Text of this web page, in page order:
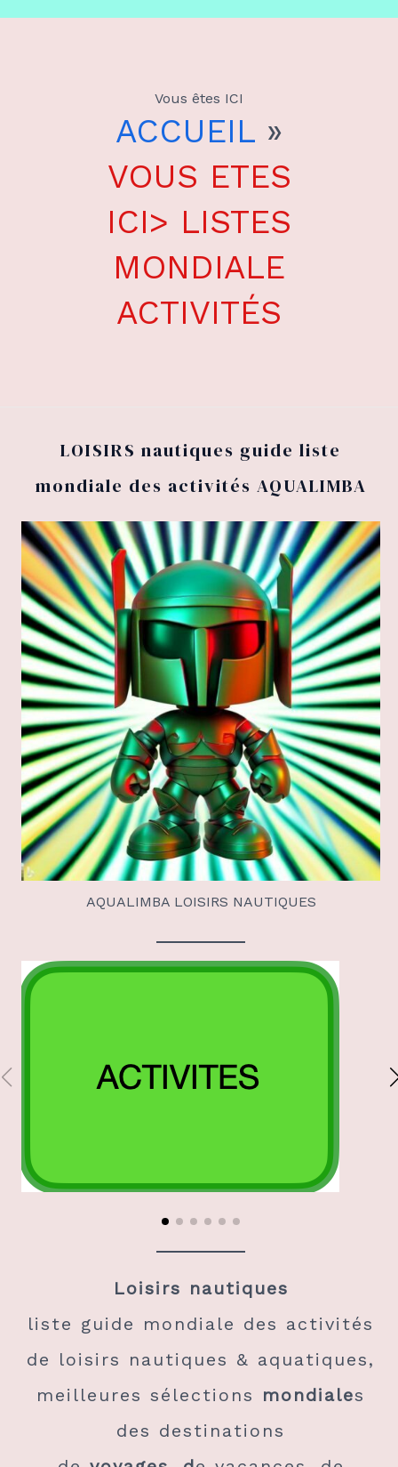
Aller
Vous êtes ICI
ACCUEIL »
VOUS ETES
ICI> LISTES
MONDIALE
ACTIVITÉS
LOISIRS nautiques guide liste
mondiale des activités AQUALIMBA
AQUALIMBA LOISIRS NAUTIQUES
Loisirs nautiques
liste guide mondiale des activités
de loisirs nautiques & aquatiques,
meilleures sélections mondiales
des destinations